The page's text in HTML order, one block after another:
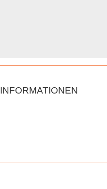
INFORMATIONEN